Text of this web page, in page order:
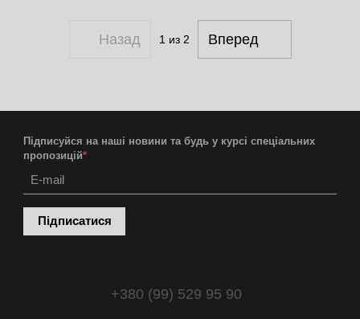
Назад 1из 2 Вперед
Підписуйся на наші новини та будь у курсі спеціальних
пропозицій*
Підписатися
+380 (99) 529 95 90